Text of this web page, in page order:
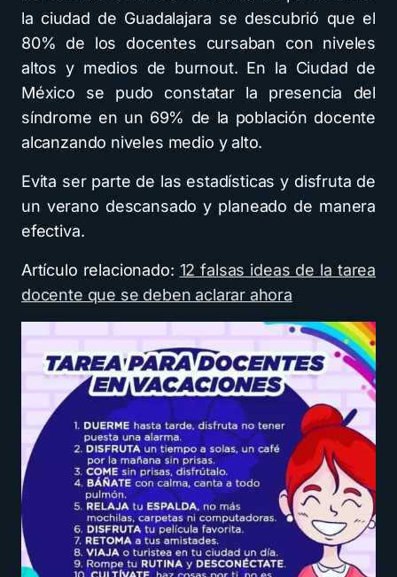
la ciudad de Guadalajara se descubrió que el
80% de los docentes cursaban con niveles
altos y medios de burnout. En la Ciudad de
México se pudo constatar la presencia del
síndrome en un 69% de la población docente
alcanzando niveles medio y alto.
Evita ser parte de las estadísticas y disfruta de
un verano descansado y planeado de manera
efectiva.
Artículo relacionado: 12 falsas ideas de la tarea
docente que se deben aclarar ahora